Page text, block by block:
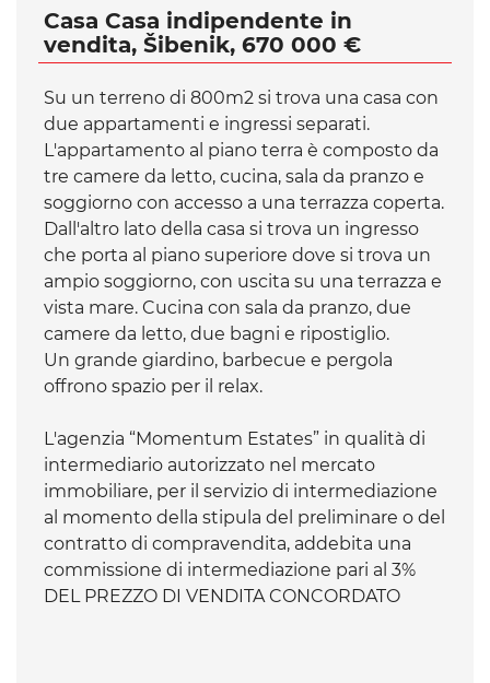
Casa Casa indipendente in
vendita, Šibenik, 670 000 €
Su un terreno di 800m2 si trova una casa con
due appartamenti e ingressi separati.
L'appartamento al piano terra è composto da
tre camere da letto, cucina, sala da pranzo e
soggiorno con accesso a una terrazza coperta.
Dall'altro lato della casa si trova un ingresso
che porta al piano superiore dove si trova un
ampio soggiorno, con uscita su una terrazza e
vista mare. Cucina con sala da pranzo, due
camere da letto, due bagni e ripostiglio.
Un grande giardino, barbecue e pergola
offrono spazio per il relax.
L'agenzia “Momentum Estates” in qualità di
intermediario autorizzato nel mercato
immobiliare, per il servizio di intermediazione
al momento della stipula del preliminare o del
contratto di compravendita, addebita una
commissione di intermediazione pari al 3%
DEL PREZZO DI VENDITA CONCORDATO